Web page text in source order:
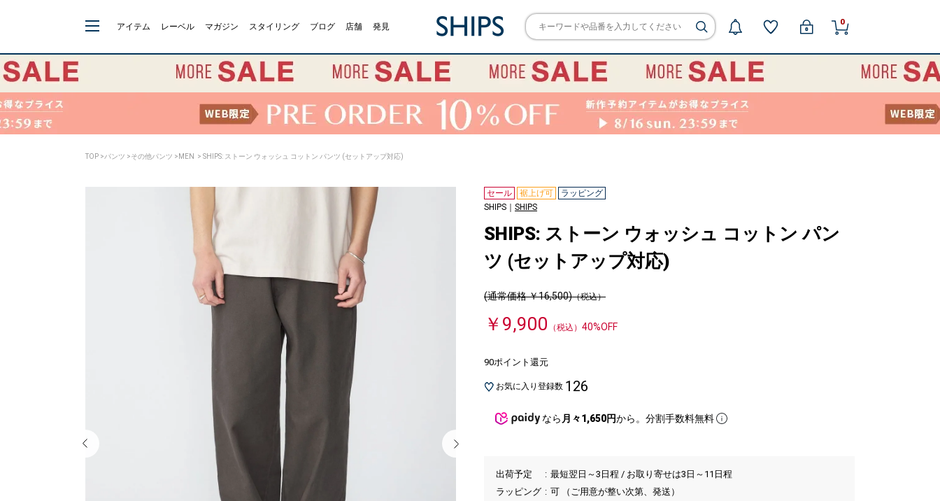
アイテム レーベル マガジン スタイリング ブログ 店舗 発見 0
TOP >パンツ >その他パンツ > MEN > SHIPS: ストーン ウォッシュ コットン パンツ (セットアップ対応)
セール 裾上げ可
ラッピング
SHIPS｜ SHIPS
SHIPS: ストーン ウォッシュ コットン パン
ツ (セットアップ対応)
(通常価格 ￥16,500)（税込）
￥9,900 （税込） 40%OFF
90ポイント還元
お気に入り登録数 126
なら 月々1,650円から。分割手数料無料
出荷予定
最短翌日～3日程 / お取り寄せは3日～11日程
ラッピング
可 （ご用意が整い次第、発送）